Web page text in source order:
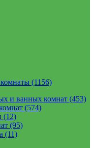
(1156)
и ванных комнат (453)
(574)
(12)
(95)
(11)